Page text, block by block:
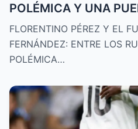
POLÉMICA Y UNA
ABRIÓ
FLORENTINO PÉREZ Y EL
FERNÁNDEZ: ENTRE LOS
POLÉMICA…